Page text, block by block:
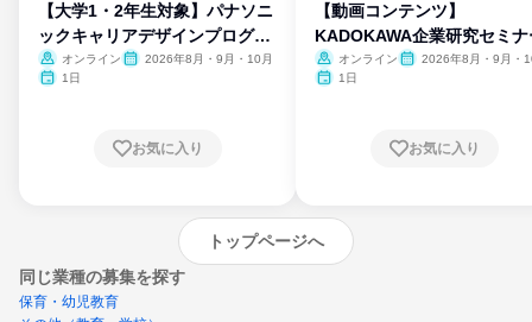
【大学1・2年生対象】パナソニ
ックキャリアデザインプログラ
ム
オンライン
2026年8月・9月・10月
1日
お気に入り
【動画コンテンツ】
KADOKAWA企業研究セミナ
オンライン
2026年8月・9月・
1日
お気に入り
トップページへ
同じ業種の募集を探す
保育・幼児教育